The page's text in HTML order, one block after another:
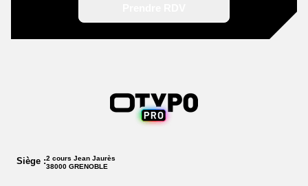
Siège :2 cours Jean Jaurès
38000 GRENOBLE